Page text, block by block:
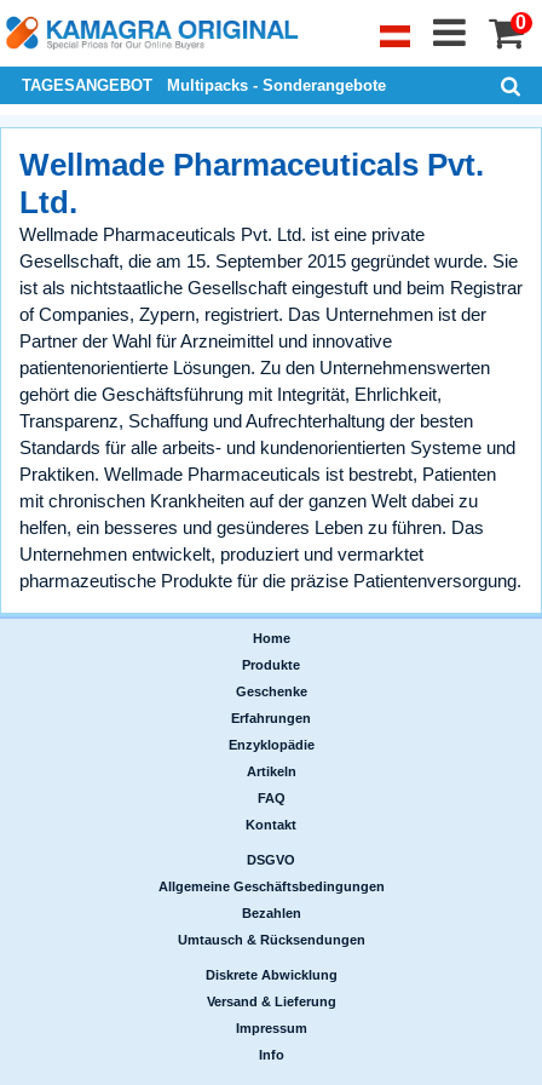
0
TAGESANGEBOT Multipacks - Sonderangebote
Wellmade Pharmaceuticals Pvt.
Ltd.
Wellmade Pharmaceuticals Pvt. Ltd. ist eine private
Gesellschaft, die am 15. September 2015 gegründet wurde. Sie
ist als nichtstaatliche Gesellschaft eingestuft und beim Registrar
of Companies, Zypern, registriert. Das Unternehmen ist der
Partner der Wahl für Arzneimittel und innovative
patientenorientierte Lösungen. Zu den Unternehmenswerten
gehört die Geschäftsführung mit Integrität, Ehrlichkeit,
Transparenz, Schaffung und Aufrechterhaltung der besten
Standards für alle arbeits- und kundenorientierten Systeme und
Praktiken. Wellmade Pharmaceuticals ist bestrebt, Patienten
mit chronischen Krankheiten auf der ganzen Welt dabei zu
helfen, ein besseres und gesünderes Leben zu führen. Das
Unternehmen entwickelt, produziert und vermarktet
pharmazeutische Produkte für die präzise Patientenversorgung.
Home
Produkte
Geschenke
Erfahrungen
Enzyklopädie
Artikeln
FAQ
Kontakt
DSGVO
Allgemeine Geschäftsbedingungen
Bezahlen
Umtausch & Rücksendungen
Diskrete Abwicklung
Versand & Lieferung
Impressum
Info